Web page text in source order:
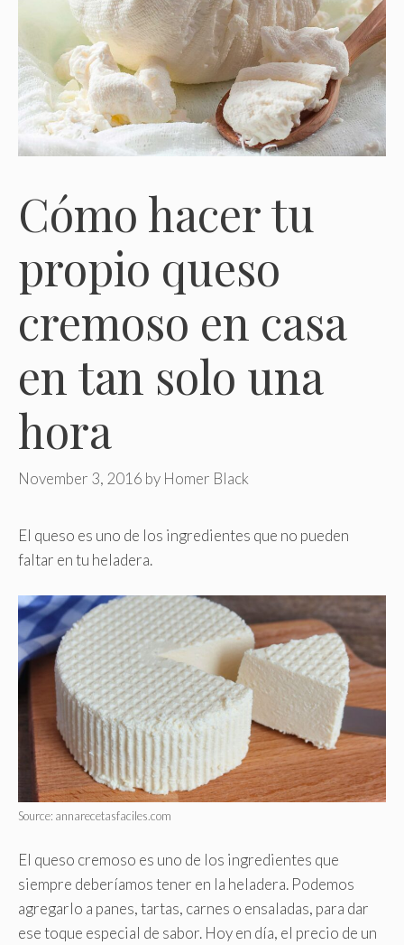
Cómo hacer tu
propio queso
cremoso en casa
en tan solo una
hora
November 3, 2016 by Homer Black
El queso es uno de los ingredientes que no pueden
faltar en tu heladera.
Source: annarecetasfaciles.com
El queso cremoso es uno de los ingredientes que
siempre deberíamos tener en la heladera. Podemos
agregarlo a panes, tartas, carnes o ensaladas, para dar
ese toque especial de sabor. Hoy en día, el precio de un